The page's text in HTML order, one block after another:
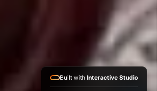
Built with Interactive Studio